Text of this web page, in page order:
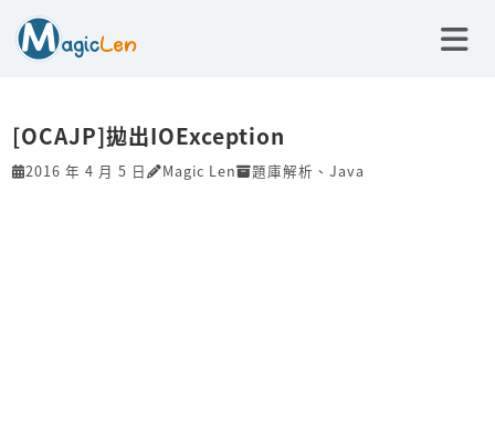
[OCAJP]拋出IOException
2016 年 4 月 5 日 Magic Len 題庫解析 、 Java